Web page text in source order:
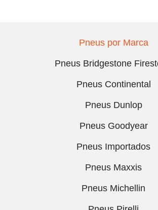
Pneus por Marca
Pneus Bridgestone
Pneus Continental
Pneus Dunlop
Pneus Goodyear
Pneus Importados
Pneus Maxxis
Pneus Michellin